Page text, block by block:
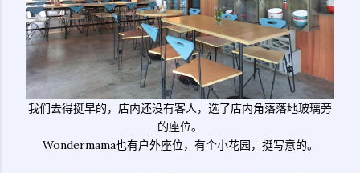
我们去得挺早的，店内还没有客人，选了店内角落落地玻璃旁
的座位。
Wondermama也有户外座位，有个小花园，挺写意的。